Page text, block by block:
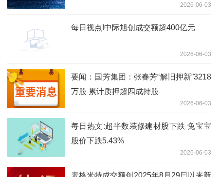
2026-06-03
每日视点!中际旭创成交额超400亿元
2026-06-03
要闻：国芳集团：张春芳“解旧押新”3218
万股 累计质押超四成持股
2026-06-03
每日热文:超半数装修建材股下跌 兔宝宝
股价下跌5.43%
2026-06-03
麦格米特成交额创2025年8月29日以来新